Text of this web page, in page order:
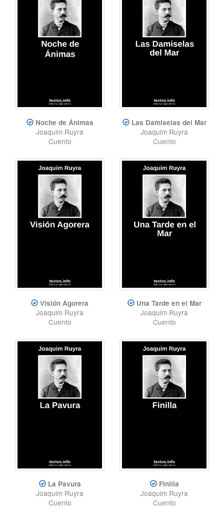
Noche de Ánimas
Joaquim Ruyra
Cuento
Las Damiselas del Mar
Joaquim Ruyra
Cuento
Visión Agorera
Joaquim Ruyra
Cuento
Una Tarde en el Mar
Joaquim Ruyra
Cuento
La Pavura
Joaquim Ruyra
Cuento
Finilla
Joaquim Ruyra
Cuento